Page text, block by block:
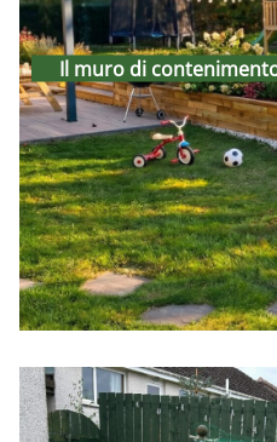
Il muro di
Il muro di
gradini
21st